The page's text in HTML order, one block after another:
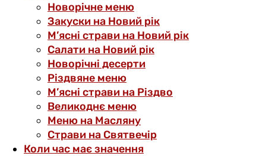
Новорічне меню
Закуски на Новий рік
М’ясні страви на Новий рік
Салати на Новий рік
Новорічні десерти
Різдвяне меню
М’ясні страви на Різдво
Великоднє меню
Меню на Масляну
Страви на Святвечір
Коли час має значення